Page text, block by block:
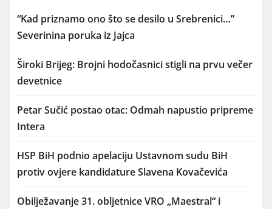
“Kad priznamo ono što se desilo u Srebrenici…”
Severinina poruka iz Jajca
Široki Brijeg: Brojni hodočasnici stigli na prvu večer
devetnice
Petar Sučić postao otac: Odmah napustio pripreme
Intera
HSP BiH podnio apelaciju Ustavnom sudu BiH
protiv ovjere kandidature Slavena Kovačevića
Obilježavanje 31. obljetnice VRO „Maestral“ i